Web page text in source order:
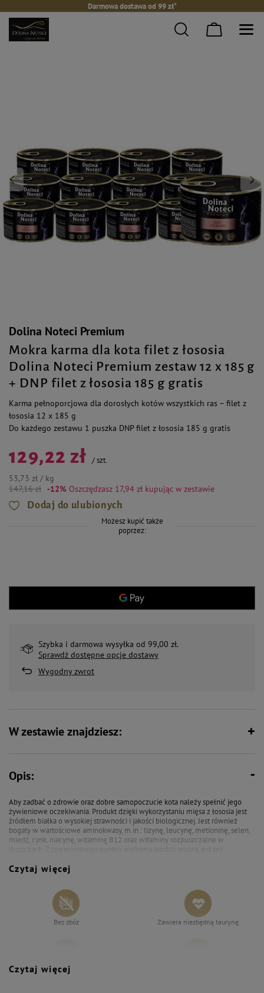
Darmowa dostawa od 99 zł*
Dolina Noteci Premium
Mokra karma dla kota filet z łososia
Dolina Noteci Premium zestaw 12 x 185 g
+ DNP filet z łososia 185 g gratis
Karma pełnoporcjowa dla dorosłych kotów wszystkich ras – filet z
łososia 12 x 185 g
Do każdego zestawu 1 puszka DNP filet z łososia 185 g gratis
129,22 zł /szt.
53,73 zł / kg
147,16 zł -12% Oszczędzasz 17,94 zł kupując w zestawie
Dodaj do ulubionych
Możesz kupić także
poprzez:
Szybka i darmowa wysyłka od 99,00 zł.
Sprawdź dostępne opcje dostawy
Wygodny zwrot
W zestawie znajdziesz:
Opis:
Aby zadbać o zdrowie oraz dobre samopoczucie kota należy spełnić jego
żywieniowe oczekiwania. Produkt dzięki wykorzystaniu mięsa z łososia jest
źródłem białka o wysokiej strawności i jakości biologicznej. Jest również
bogaty w wartościowe aminokwasy, m.in.: lizynę, leucynę, metioninę, selen,
miedź, cynk, niacynę, witaminę B12 oraz witaminy rozpuszczalne w
kwasów EPA i DHA. Determinują one bowiem prawidłowe funkcjonowanie
filet z łososia masz pewność, że dostaje to, co najlepsze!
Czytaj więcej
Bez zbóż Zawiera niezbędną taurynę
Bez syntetycznych aromatów,
Czytaj więcej